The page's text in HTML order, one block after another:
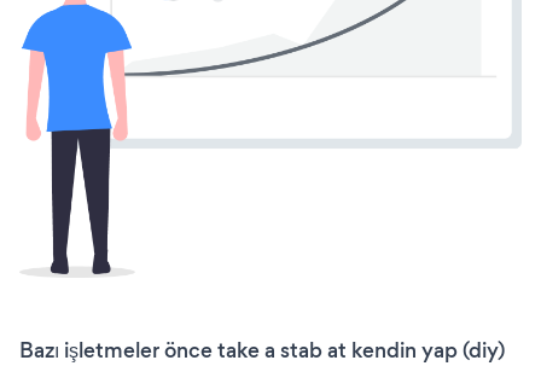
Bazı işletmeler önce take a stab at kendin yap (diy)